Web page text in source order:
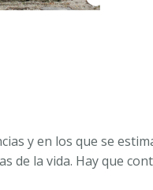
y en los que se
de la vida. Hay que